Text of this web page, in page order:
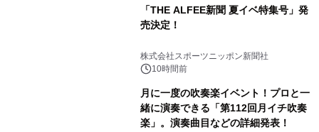
「THE ALFEE新聞 夏イベ特集号」発
売決定！
株式会社スポーツニッポン新聞社
10時間前
月に一度の吹奏楽イベント！プロと一
緒に演奏できる「第112回月イチ吹奏
楽」。演奏曲目などの詳細発表！